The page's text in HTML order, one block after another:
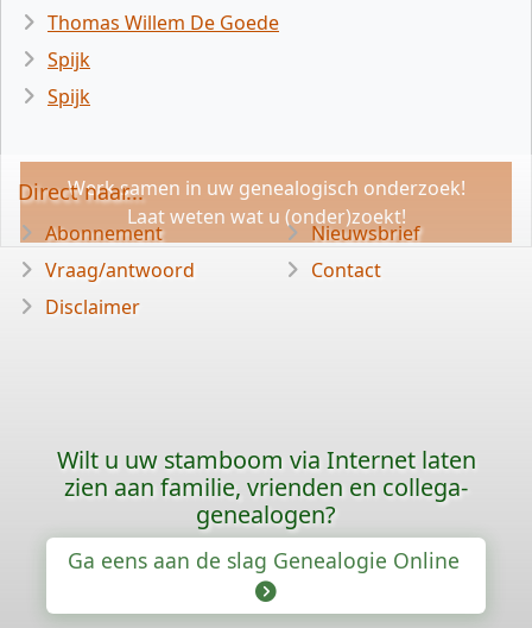
Thomas Willem De Goede
Spijk
Spijk
Werk samen in uw genealogisch onderzoek!
Laat weten wat u (onder)zoekt!
Direct naar...
Abonnement
Vraag/antwoord
Disclaimer
Nieuwsbrief
Contact
Wilt u uw stamboom via Internet laten
zien aan familie, vrienden en collega-
genealogen?
Ga eens aan de slag Genealogie Online